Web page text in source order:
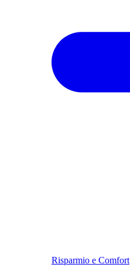
Risparmio e Comfort